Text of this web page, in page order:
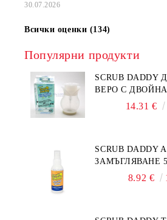
30.07.2026
Всички оценки (134)
Популярни продукти
SCRUB
ВЕРО С
14.31 €
SCRUB DADDY
ЗАМЪГЛЯВАНЕ
8.92 €